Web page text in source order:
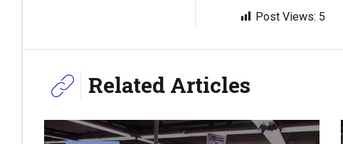
Post Views: 5
Related Articles